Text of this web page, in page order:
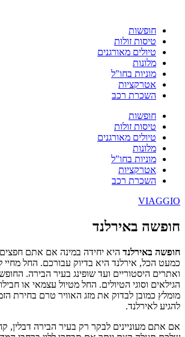
חופשות
טיסות זולות
טיולים מאורגנים
מלונות
מוניות בחו"ל
אטרקציות
השכרת רכב
חופשות
טיסות זולות
טיולים מאורגנים
מלונות
מוניות בחו"ל
אטרקציות
השכרת רכב
VIAGGIO
חופשה באירלנד
חופשה באירלנד היא יחידה במינה אם אתם
כמעט הכל, אירלנד היא בדיוק עבורכם. החל
ואתרים היסטוריים ועד שופינג בעיר הבירה.
הגילאים וסוגי הטיולים. החל מטיול עצמאי או
מומלץ כמובן לבדוק את מזג האוויר טרם בחירת
להגיע לאירלנד.
אם אתם מעוניינים לבקר רק בעיר הבירה דבלין,